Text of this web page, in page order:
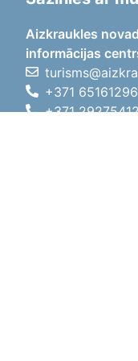
Aizkraukles
informācijas
+371 65161296
+371